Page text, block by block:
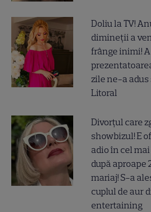
Doliu la TV!
dimineții a
frânge inimi!
zile ne-a adus
Litoral
Divorțul care
showbizul! E
adio în cel
după aproape
mariaj! S-a
cuplul de aur
entertaining